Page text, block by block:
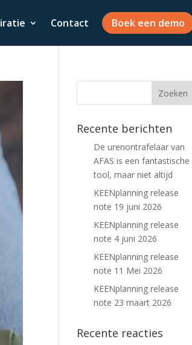
Contact Boek een demo
Recente berichten
De urenontrafelaar van
AFAS is een fantastische
tool, maar niet altijd
KEENplanning release
note 19 juni 2026
KEENplanning release
note 4 juni 2026
KEENplanning release
note 11 Mei 2026
KEENplanning release
note 23 maart 2026
Recente reacties